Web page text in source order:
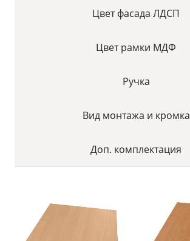
Цвет фасада ЛДСП
Цвет рамки МДФ
Ручка
Вид монтажа и кромка
Доп. комплектация